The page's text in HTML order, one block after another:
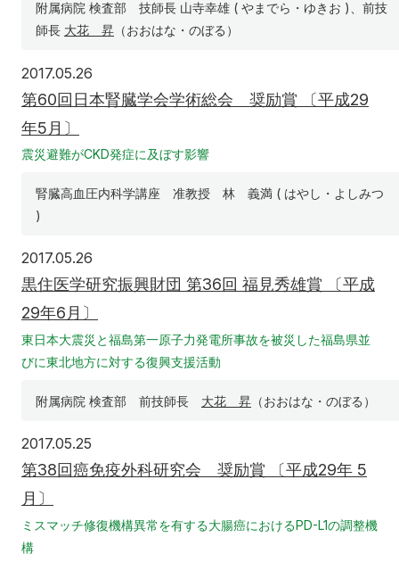
附属病院 検査部 技師長 山寺幸雄 ( やまでら・ゆきお )、前技
師長 大花 昇 （おおはな・のぼる）
2017.05.26
第60回日本腎臓学会学術総会 奨励賞 〔平成29
年5月〕
震災避難がCKD発症に及ぼす影響
腎臓高血圧内科学講座 准教授 林 義満 ( はやし・よしみつ
)
2017.05.26
黒住医学研究振興財団 第36回 福見秀雄賞 〔平成
29年6月〕
東日本大震災と福島第一原子力発電所事故を被災した福島県並
びに東北地方に対する復興支援活動
附属病院 検査部 前技師長 大花 昇 （おおはな・のぼる）
2017.05.25
第38回癌免疫外科研究会 奨励賞 〔平成29年 5
月〕
ミスマッチ修復機構異常を有する大腸癌におけるPD-L1の調整機
構